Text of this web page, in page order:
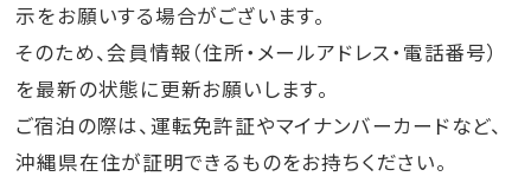
示をお願いする場合がございます。
そのため、会員情報（住所・メールアドレス・電話番号）
を最新の状態に更新お願いします。
ご宿泊の際は、運転免許証やマイナンバーカードなど、
沖縄県在住が証明できるものをお持ちください。